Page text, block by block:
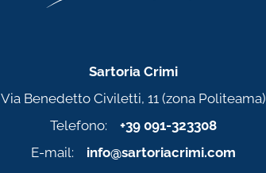
Sartoria Crimi
Via Benedetto Civiletti, 11 (zona Politeama)
Telefono: +39 091-323308
E-mail: info@sartoriacrimi.com